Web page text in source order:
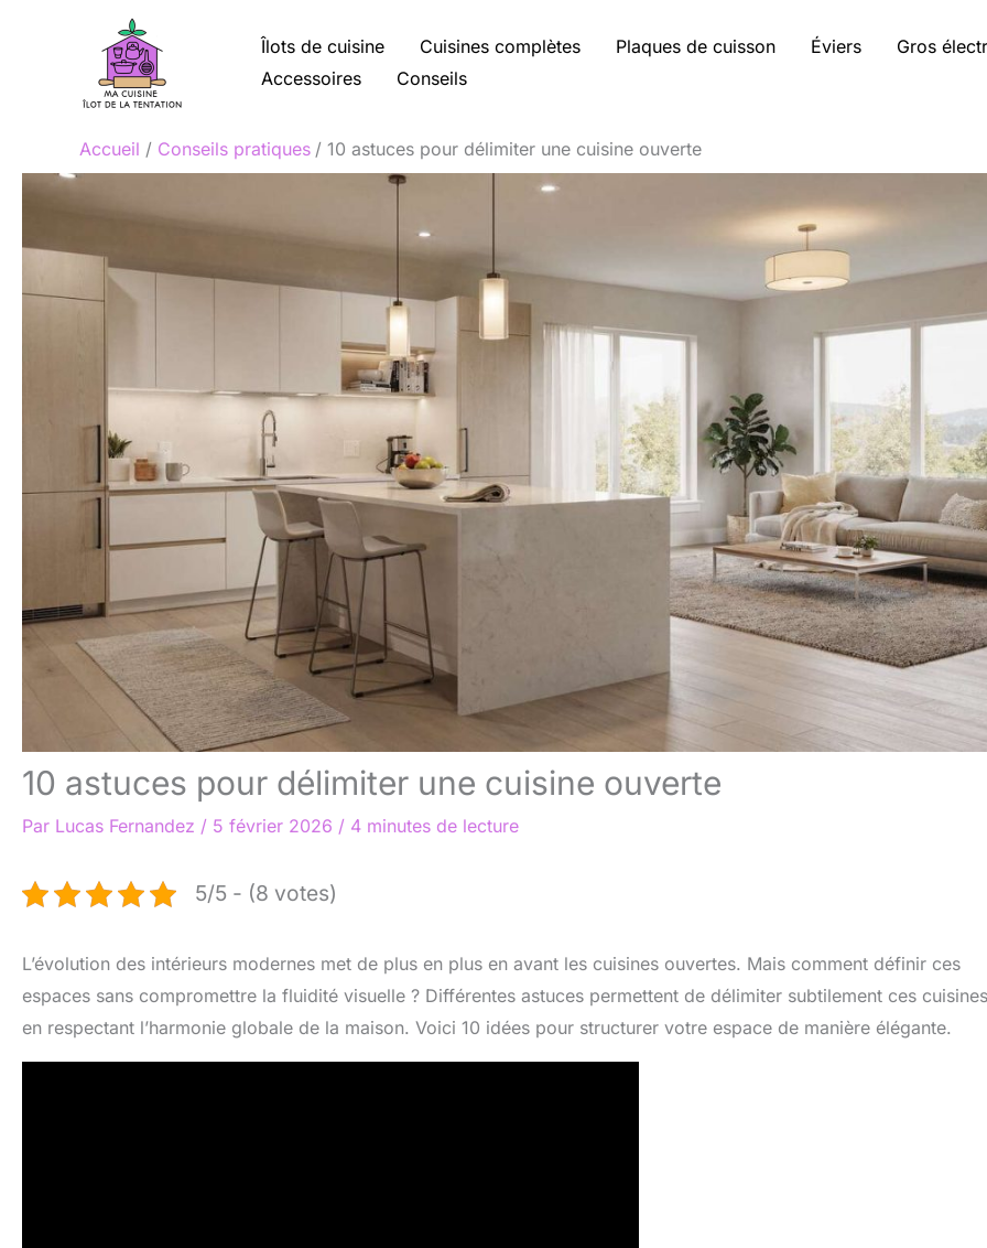
Îlots de cuisine Cuisines complètes Plaques de cuisson Éviers
Gros
Accessoires
Conseils
Accueil Conseils pratiques 10 astuces pour délimiter une cuisine ouverte
10 astuces pour délimiter une cuisine ouverte
Par Lucas Fernandez / 5 février 2026 / 4 minutes de lecture
5/5 - (8 votes)
L’évolution des intérieurs modernes met de plus en plus en avant les cuisines ouvertes. Mais comment définir ces
espaces sans compromettre la fluidité visuelle ? Différentes astuces permettent de délimiter subtilement ces
en respectant l’harmonie globale de la maison. Voici 10 idées pour structurer votre espace de manière élégante.